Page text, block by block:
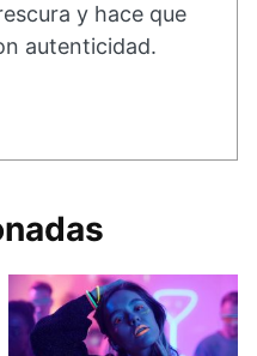
y hace que
autenticidad.